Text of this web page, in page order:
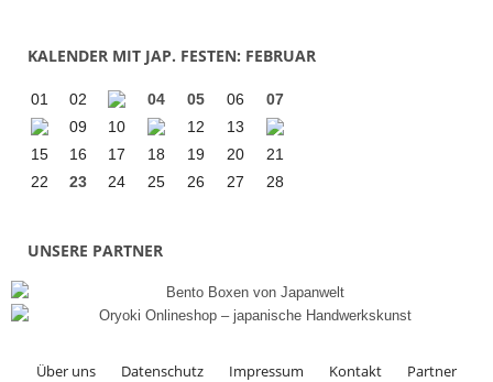
KALENDER MIT JAP. FESTEN: FEBRUAR
01 02 04 05 06
07
09
10 12
13
15
16 17 18 19 20
21
22
23 24 25 26 27 28
UNSERE PARTNER
Über uns Datenschutz Impressum Kontakt Partner